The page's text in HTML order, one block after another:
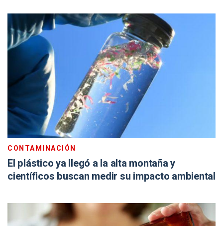
CONTAMINACIÓN
El plástico ya llegó a la alta montaña y
científicos buscan medir su impacto ambiental